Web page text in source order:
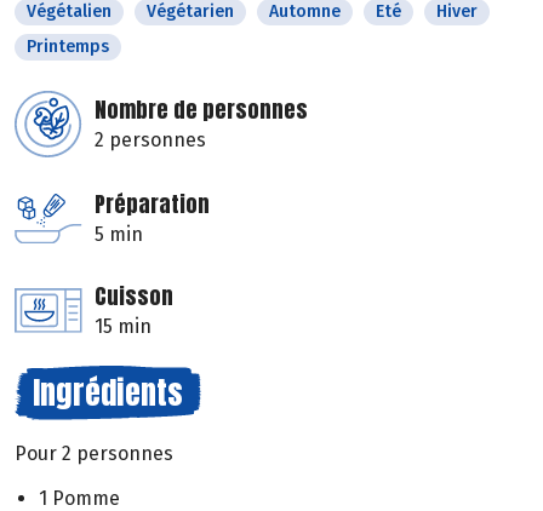
Végétalien
Végétarien Automne Eté
Hiver
Printemps
Nombre de personnes
2 personnes
Préparation
5 min
Cuisson
15 min
Ingrédients
Pour 2 personnes
1 Pomme